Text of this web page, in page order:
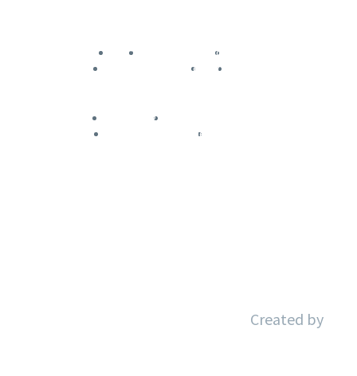
Inicio Sobre Nosotros
Nuestros Clientes
Blog
Aviso Legal
Política de Cookies
Created by